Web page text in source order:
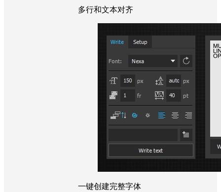
多行和文本对齐
一键创建完整字体